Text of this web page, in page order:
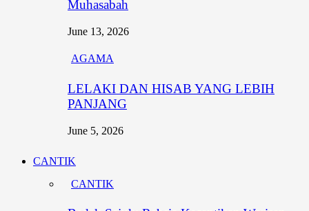
Muhasabah
June 13, 2026
AGAMA
LELAKI DAN HISAB YANG LEBIH
PANJANG
June 5, 2026
CANTIK
CANTIK